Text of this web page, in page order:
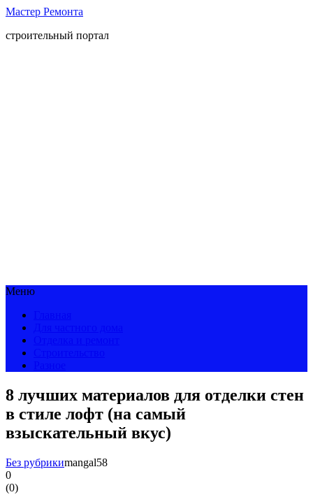
Мастер Ремонта
строительный портал
Меню
8 лучших материалов для отделки стен
в стиле лофт (на самый
взыскательный вкус)
Без рубрикиmangal58
0
(0)